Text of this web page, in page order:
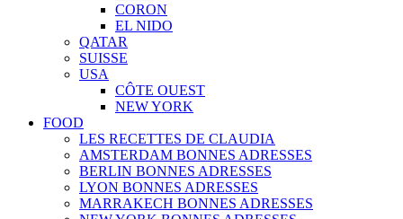
CORON
EL NIDO
QATAR
SUISSE
USA
CÔTE OUEST
NEW YORK
FOOD
LES RECETTES DE CLAUDIA
AMSTERDAM BONNES ADRESSES
BERLIN BONNES ADRESSES
LYON BONNES ADRESSES
MARRAKECH BONNES ADRESSES